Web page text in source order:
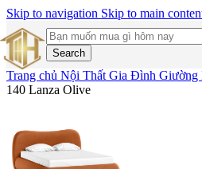
Skip to navigation Skip to main
Search
Trang chủ Nội Thất Gia Đình Giường
140 Lanza Olive